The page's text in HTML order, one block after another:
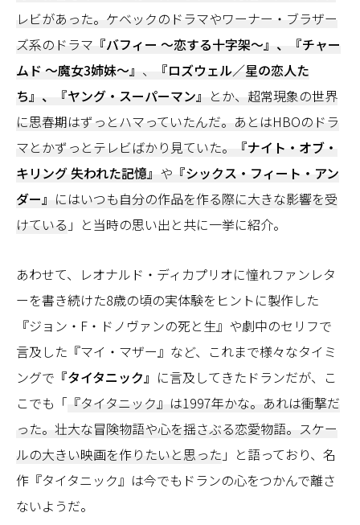
レビがあった。ケベックのドラマやワーナー・ブラザー
ズ系のドラマ 『バフィー ～恋する十字架～』、『チャー
ムド ～魔女3姉妹～』 、
『ロズウェル／星の恋人た
ち』、『ヤング・スーパーマン』 とか、超常現象の世界
に思春期はずっとハマっていたんだ。あとはHBOのドラ
マとかずっとテレビばかり見ていた。
『ナイト・オブ・
キリング 失われた記憶』 や 『シックス・フィート・アン
ダー』 にはいつも自分の作品を作る際に大きな影響を受
けている 」と当時の思い出と共に一挙に紹介。
あわせて、レオナルド・ディカプリオに憧れファンレタ
ーを書き続けた8歳の頃の実体験をヒントに製作した
『ジョン・F・ドノヴァンの死と生』や劇中のセリフで
言及した『マイ・マザー』など、これまで様々なタイミ
ングで 『タイタニック』 に言及してきたドランだが、こ
こでも「 『タイタニック』は1997年かな。あれは衝撃だ
った。壮大な冒険物語や心を揺さぶる恋愛物語。スケー
ルの大きい映画を作りたいと思った 」と語っており、名
作『タイタニック』は今でもドランの心をつかんで離さ
ないようだ。